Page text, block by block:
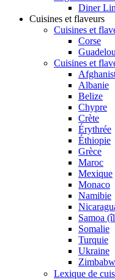
Diner
Cuisines et flaveurs
Cuisines et
Corse
Cuisines et
Albanie
Belize
Chypre
Crète
Érythrée
Éthiopie
Grèce
Maroc
Mexique
Monaco
Namibie
Samoa
Somalie
Turquie
Ukraine
Lexique de